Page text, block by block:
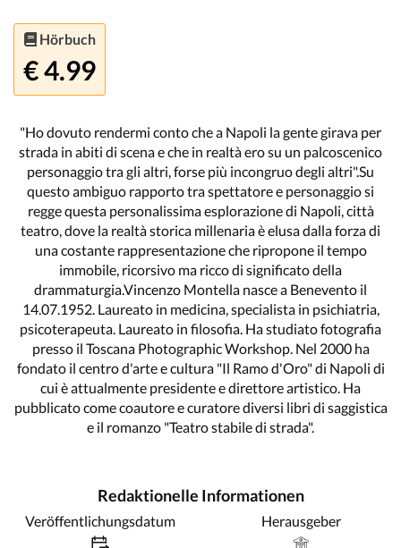
Hörbuch
€ 4.99
"Ho dovuto rendermi conto che a Napoli la gente girava per
strada in abiti di scena e che in realtà ero su un palcoscenico
personaggio tra gli altri, forse più incongruo degli altri".Su
questo ambiguo rapporto tra spettatore e personaggio si
regge questa personalissima esplorazione di Napoli, città
teatro, dove la realtà storica millenaria è elusa dalla forza di
una costante rappresentazione che ripropone il tempo
immobile, ricorsivo ma ricco di significato della
drammaturgia.Vincenzo Montella nasce a Benevento il
14.07.1952. Laureato in medicina, specialista in psichiatria,
psicoterapeuta. Laureato in filosofia. Ha studiato fotografia
presso il Toscana Photographic Workshop. Nel 2000 ha
fondato il centro d'arte e cultura "Il Ramo d'Oro" di Napoli di
cui è attualmente presidente e direttore artistico. Ha
pubblicato come coautore e curatore diversi libri di saggistica
e il romanzo "Teatro stabile di strada".
Redaktionelle Informationen
Veröffentlichungsdatum Herausgeber